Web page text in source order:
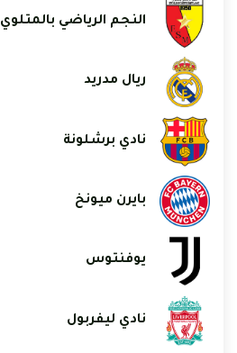
النجم الرياضي بالمتلوي
ريال مدريد
نادي برشلونة
بايرن ميونخ
يوفنتوس
نادي ليفربول